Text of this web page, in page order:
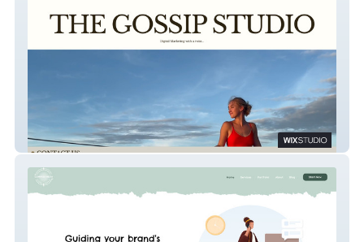
The Gossip Studio